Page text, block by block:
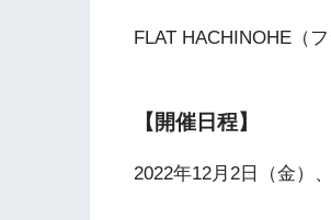
FLAT HACHINOHE（フ
【開催日程】
2022年12月2日（金）